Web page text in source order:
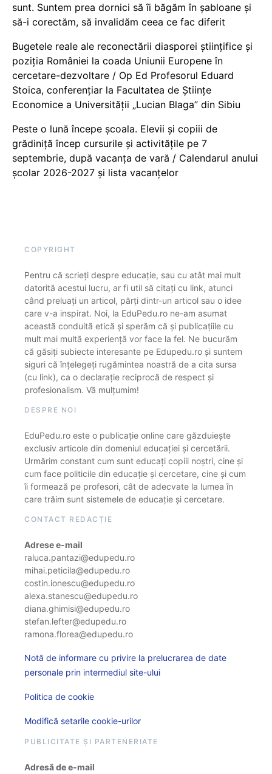
sunt. Suntem prea dornici să îi băgăm în șabloane și
să-i corectăm, să invalidăm ceea ce fac diferit
Bugetele reale ale reconectării diasporei științifice și
poziția României la coada Uniunii Europene în
cercetare-dezvoltare / Op Ed Profesorul Eduard
Stoica, conferențiar la Facultatea de Științe
Economice a Universității „Lucian Blaga” din Sibiu
Peste o lună începe școala. Elevii și copiii de
grădiniță încep cursurile și activitățile pe 7
septembrie, după vacanța de vară / Calendarul anului
școlar 2026-2027 și lista vacanțelor
COPYRIGHT
Pentru că scrieți despre educație, sau cu atât mai mult
datorită acestui lucru, ar fi util să citați cu link, atunci
când preluați un articol, părți dintr-un articol sau o idee
care v-a inspirat. Noi, la EduPedu.ro ne-am asumat
această conduită etică și sperăm că și publicațiile cu
mult mai multă experiență vor face la fel. Ne bucurăm
că găsiți subiecte interesante pe Edupedu.ro și suntem
siguri că înțelegeți rugămintea noastră de a cita sursa
(cu link), ca o declarație reciprocă de respect și
profesionalism. Vă mulțumim!
DESPRE NOI
EduPedu.ro este o publicație online care găzduiește
exclusiv articole din domeniul educației și cercetării.
Urmărim constant cum sunt educați copiii noștri, cine și
cum face politicile din educație și cercetare, cine și cum
îi formează pe profesori, cât de adecvate la lumea în
care trăim sunt sistemele de educație și cercetare.
CONTACT REDACȚIE
Adrese e-mail
raluca.pantazi@edupedu.ro
mihai.peticila@edupedu.ro
costin.ionescu@edupedu.ro
alexa.stanescu@edupedu.ro
diana.ghimisi@edupedu.ro
stefan.lefter@edupedu.ro
ramona.florea@edupedu.ro
Notă de informare cu privire la prelucrarea de date
personale prin intermediul site-ului
Politica de cookie
Modifică setarile cookie-urilor
PUBLICITATE ȘI PARTENERIATE
Adresă de e-mail